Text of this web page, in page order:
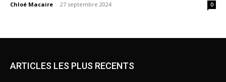
Chloé Macaire - 27 septembre 2024 0
ARTICLES LES PLUS RECENTS